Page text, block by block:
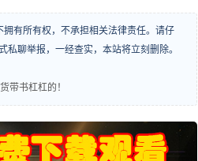
有所有权，不承担相关法律责任。请仔
聊举报，一经查实，本站将立刻删除。
带书杠杠的！